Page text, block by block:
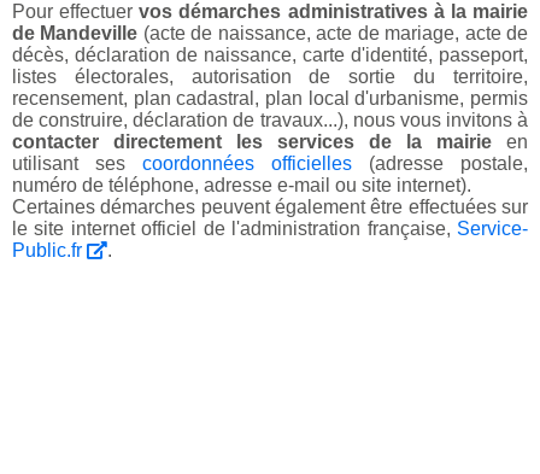
Pour effectuervos démarches administratives à la mairie
de Mandeville (acte de naissance, acte de mariage, acte de
décès, déclaration de naissance, carte d'identité, passeport,
listes électorales, autorisation de sortie du territoire,
recensement, plan cadastral, plan local d'urbanisme, permis
de construire, déclaration de travaux...), nous vous invitons à
contacter directement les services de la mairie en
utilisant ses coordonnées officielles (adresse postale,
numéro de téléphone, adresse e-mail ou site internet).
Certaines démarches peuvent également être effectuées sur
le site internet officiel de l'administration française, Service-
Public.fr
.